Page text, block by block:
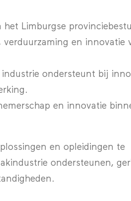
het Limburgse
verduurzaming en innovatie
ondersteunt bij
en innovatie
en opleidingen te
ondersteunen,